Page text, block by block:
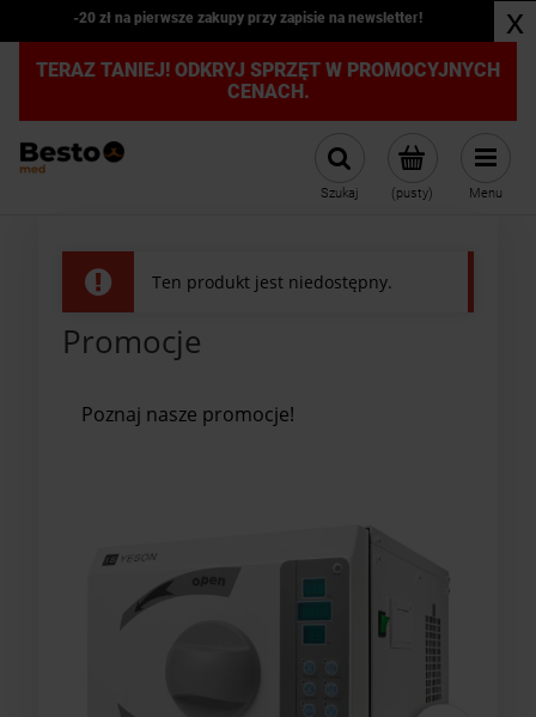
-20 zł na pierwsze zakupy przy zapisie na newsletter! x
TERAZ TANIEJ! ODKRYJ SPRZĘT W PROMOCYJNYCH
CENACH.
(pusty)
Szukaj Menu
Ten produkt jest niedostępny.
Promocje
Poznaj nasze promocje!